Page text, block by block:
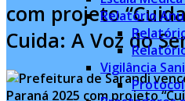
Relatório
Vigilância
com projeto
Cuida: A Voz do